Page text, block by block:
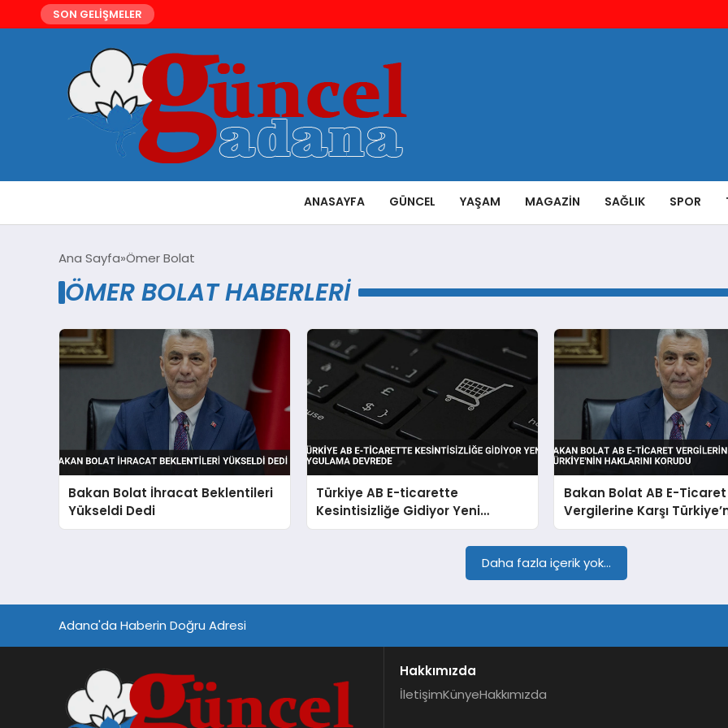
SON GELİŞMELER
ANASAYFA GÜNCEL YAŞAM MAGAZIN SAĞLIK SPOR
Ana Sayfa Ömer Bolat
ÖMER BOLAT HABERLERI
Bakan Bolat İhracat Beklentileri
Yükseldi Dedi
Türkiye AB E-ticarette
Kesintisizliğe Gidiyor Yeni
Uygulama Devrede
Bakan Bolat AB E-Ticaret
Vergilerine Karşı
Haklarını Korudu
Daha fazla içerik yok...
Adana'da Haberin Doğru Adresi
Hakkımızda
İletişimKünyeHakkımızda